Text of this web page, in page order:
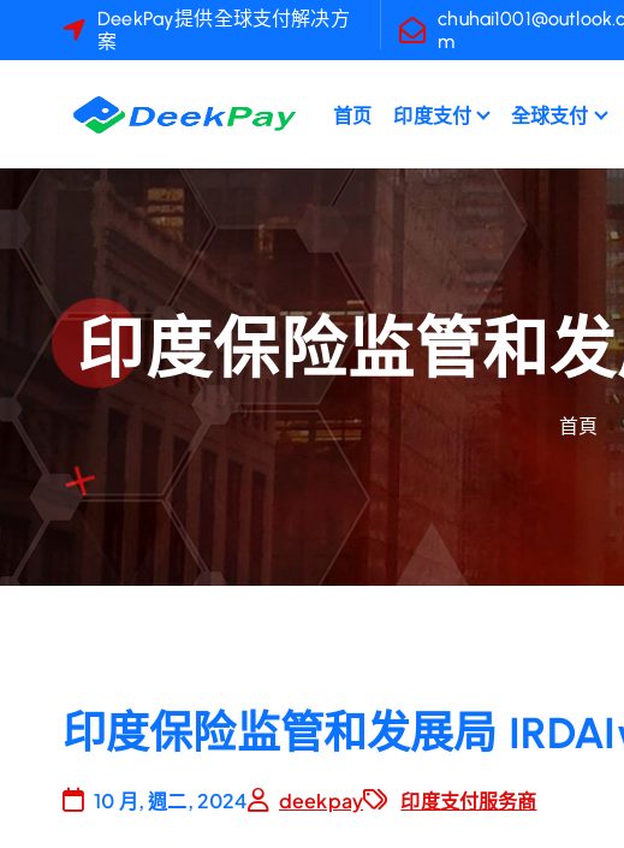
DeekPay提供全球支付解决方
案
m
首页 印度支付 全球支付
印度保险监管和
首頁
印度保险监管和发展局
10 月, 週二, 2024 deekpay 印度支付服务商